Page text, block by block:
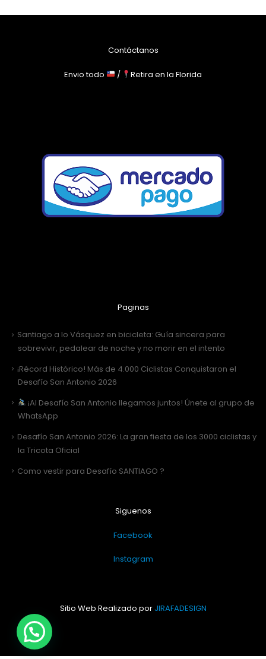
Contáctanos
Envio todo / Retira en la Florida
Paginas
Santiago a lo Vásquez en bicicleta: Guía sincera para
sobrevivir, pedalear de noche y no morir en el intento
¡Récord Histórico! Más de 4.000 Ciclistas Conquistaron el
Desafío San Antonio 2026
¡Al Desafío San Antonio llegamos juntos! Únete al grupo de
WhatsApp
Desafío San Antonio 2026: La gran fiesta de los 3000 ciclistas y
la Tricota Oficial
Como vestir para Desafío SANTIAGO ?
Siguenos
Facebook
Instagram
Sitio Web Realizado por JIRAFADESIGN